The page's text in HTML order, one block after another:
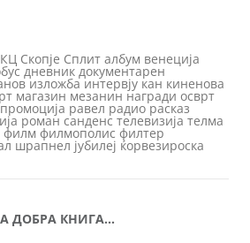
Скопје Сплит албум венеција
дневник документарен
изложба интервју кан киненова
магазин мезанин награди осврт
промоција равел радио расказ
роман санденс телевизија телма
филм филмополис филтер
шрапнел јубилеј ќорвезироска
ДОБРА КНИГА…